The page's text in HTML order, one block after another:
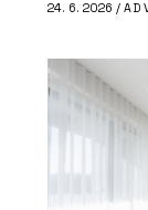
24. 6. 2026 /